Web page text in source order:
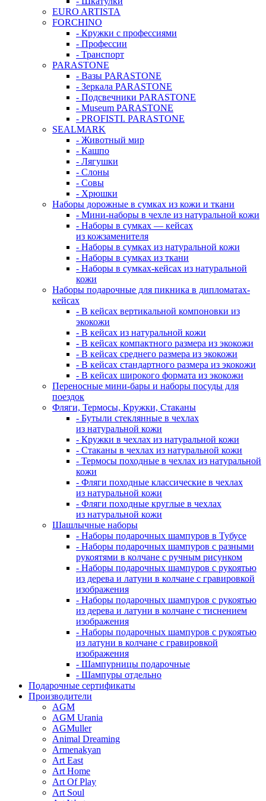
EURO ARTISTA
FORCHINO
- Кружки с профессиями
- Профессии
- Транспорт
PARASTONE
- Вазы PARASTONE
- Зеркала PARASTONE
- Подсвечники PARASTONE
- Museum PARASTONE
- PROFISTI. PARASTONE
SEALMARK
- Животный мир
- Кашпо
- Лягушки
- Слоны
- Совы
- Хрюшки
Наборы дорожные в сумках из кожи и ткани
- Мини-наборы в чехле из натуральной кожи
- Наборы в сумках — кейсах
из кожзаменителя
- Наборы в сумках из натуральной кожи
- Наборы в сумках из ткани
- Наборы в сумках-кейсах из натуральной
кожи
Наборы подарочные для пикника в дипломатах-
кейсах
- В кейсах вертикальной компоновки из
экокожи
- В кейсах из натуральной кожи
- В кейсах компактного размера из экокожи
- В кейсах среднего размера из экокожи
- В кейсах стандартного размера из экокожи
- В кейсах широкого формата из экокожи
Переносные мини-бары и наборы посуды для
поездок
Фляги, Термосы, Кружки, Стаканы
- Бутыли стеклянные в чехлах
из натуральной кожи
- Кружки в чехлах из натуральной кожи
- Стаканы в чехлах из натуральной кожи
- Термосы походные в чехлах из натуральной
кожи
- Фляги походные классические в чехлах
из натуральной кожи
- Фляги походные круглые в чехлах
из натуральной кожи
Шашлычные наборы
- Наборы подарочных шампуров в Тубусе
- Наборы подарочных шампуров с разными
рукоятями в колчане с ручным рисунком
- Наборы подарочных шампуров с рукоятью
из дерева и латуни в колчане с гравировкой
изображения
- Наборы подарочных шампуров с рукоятью
из дерева и латуни в колчане с тиснением
изображения
- Наборы подарочных шампуров с рукоятью
из латуни в колчане с гравировкой
изображения
- Шампурницы подарочные
- Шампуры отдельно
Подарочные сертификаты
Производители
AGM
AGM Urania
AGMuller
Animal Dreaming
Armenakyan
Art East
Art Home
Art Of Play
Art Soul